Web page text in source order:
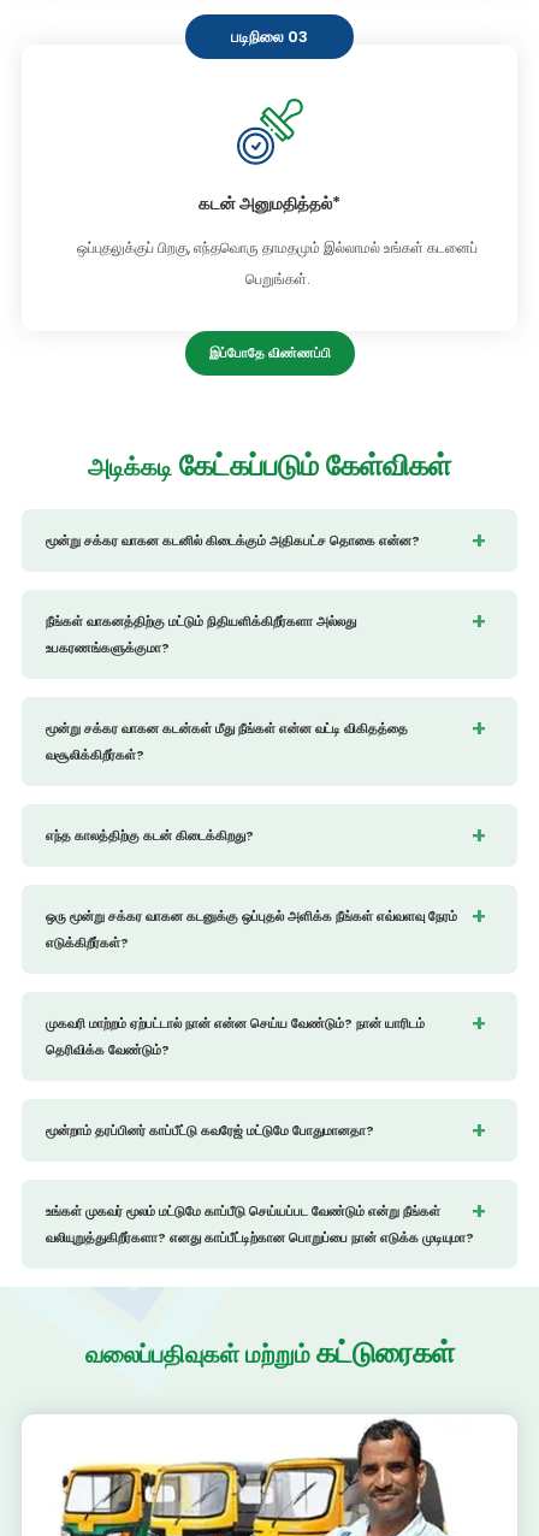
படிநிலை 03
கடன் அனுமதித்தல்*
ஒப்புதலுக்குப் பிறகு, எந்தவொரு தாமதமும் இல்லாமல் உங்கள் கடனைப்
பெறுங்கள்.
இப்போதே விண்ணப்பி
அடிக்கடி கேட்கப்படும் கேள்விகள்
மூன்று சக்கர வாகன கடனில் கிடைக்கும் அதிகபட்ச தொகை என்ன?
நீங்கள் வாகனத்திற்கு மட்டும் நிதியளிக்கிறீர்களா அல்லது
உபகரணங்களுக்குமா?
மூன்று சக்கர வாகன கடன்கள் மீது நீங்கள் என்ன வட்டி விகிதத்தை
வசூலிக்கிறீர்கள்?
எந்த காலத்திற்கு கடன் கிடைக்கிறது?
ஒரு மூன்று சக்கர வாகன கடனுக்கு ஒப்புதல் அளிக்க நீங்கள் எவ்வளவு நேரம்
எடுக்கிறீர்கள்?
முகவரி மாற்றம் ஏற்பட்டால் நான் என்ன செய்ய வேண்டும்? நான் யாரிடம்
தெரிவிக்க வேண்டும்?
மூன்றாம் தரப்பினர் காப்பீட்டு கவரேஜ் மட்டுமே போதுமானதா?
உங்கள் முகவர் மூலம் மட்டுமே காப்பீடு செய்யப்பட வேண்டும் என்று நீங்கள்
வலியுறுத்துகிறீர்களா? எனது காப்பீட்டிற்கான பொறுப்பை நான் எடுக்க முடியுமா?
வலைப்பதிவுகள் மற்றும் கட்டுரைகள்